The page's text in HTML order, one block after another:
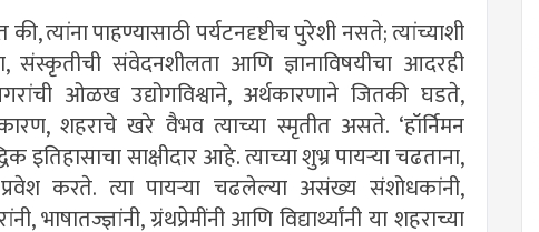
त्यांना पाहण्यासाठी पर्यटनदृष्टीच पुरेशी नसते; त्यांच्याशी
संस्कृतीची संवेदनशीलता आणि ज्ञानाविषयीचा आदरही
ओळख उद्योगविश्वाने, अर्थकारणाने जितकी घडते,
शहराचे खरे वैभव त्याच्या स्मृतीत असते. ‌‘हॉर्निमन
इतिहासाचा साक्षीदार आहे. त्याच्या शुभ्र पायऱ्या चढताना,
करते. त्या पायऱ्या चढलेल्या असंख्य संशोधकांनी,
भाषातज्ज्ञांनी, ग्रंथप्रेमींनी आणि विद्यार्थ्यांनी या शहराच्या